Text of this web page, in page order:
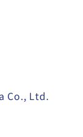
Co., Ltd.